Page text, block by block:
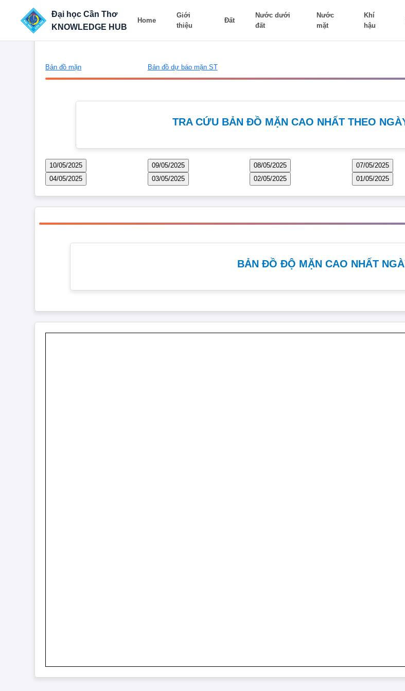
Đại học Cần Thơ
KNOWLEDGE HUB
Home
Giới
thiệu
Đất
Nước dưới
đất
Nước
mặt
Khí
hậu
Bản đồ mặn Bản đồ dự báo mặn ST
TRA CỨU BẢN ĐỒ MẶN CAO NHẤT THEO
BẢN ĐỒ ĐỘ MẶN CAO NHẤT